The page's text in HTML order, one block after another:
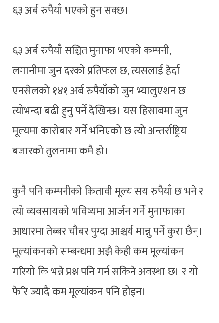
६३ अर्ब रुपैयाँ भएको हुन सक्छ।
६३ अर्ब रुपैयाँ सञ्चित मुनाफा भएको कम्पनी,
लगानीमा जुन दरको प्रतिफल छ, त्यसलाई हेर्दा
एनसेलको १४१ अर्ब रुपैयाँको जुन भ्यालुएशन छ
त्योभन्दा बढी हुनु पर्ने देखिन्छ। यस हिसाबमा जुन
मूल्यमा कारोबार गर्ने भनिएको छ त्यो अन्तर्राष्ट्रिय
बजारको तुलनामा कमै हो।
कुनै पनि कम्पनीको कितावी मूल्य सय रुपैयाँ छ भने र
त्यो व्यवसायको भविष्यमा आर्जन गर्ने मुनाफाका
आधारमा तेब्बर चौबर पुग्दा आश्चर्य मान्नु पर्ने कुरा छैन्।
मूल्यांकनको सम्बन्धमा अझै केही कम मूल्यांकन
गरियो कि भन्ने प्रश्न पनि गर्न सकिने अवस्था छ। र यो
फेरि ज्यादै कम मूल्यांकन पनि होइन।